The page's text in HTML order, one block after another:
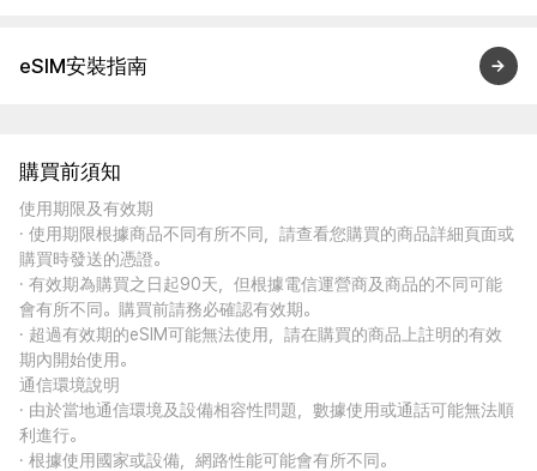
eSIM安裝指南
購買前須知
使用期限及有效期
· 使用期限根據商品不同有所不同，請查看您購買的商品詳細頁面或
購買時發送的憑證。
· 有效期為購買之日起90天，但根據電信運營商及商品的不同可能
會有所不同。購買前請務必確認有效期。
· 超過有效期的eSIM可能無法使用，請在購買的商品上註明的有效
期內開始使用。
通信環境說明
· 由於當地通信環境及設備相容性問題，數據使用或通話可能無法順
利進行。
· 根據使用國家或設備，網路性能可能會有所不同。